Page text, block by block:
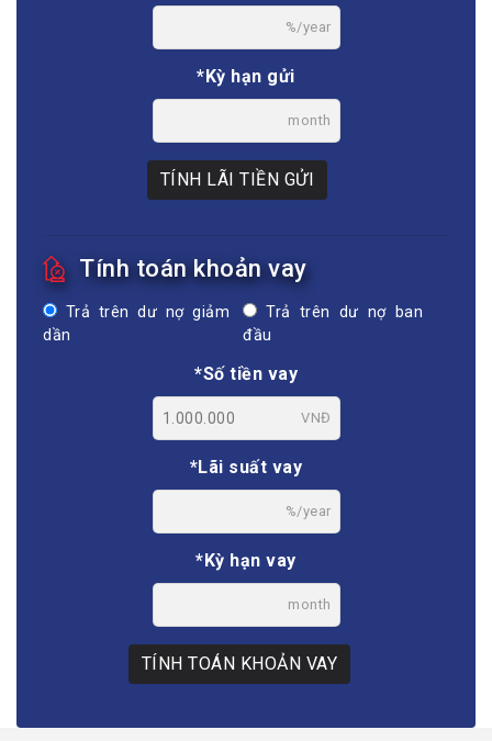
%/year
*Kỳ hạn gửi
month
TÍNH LÃI TIỀN GỬI
Tính toán khoản vay
Trả trên dư nợ giảm
dần
Trả trên dư nợ ban
đầu
*Số tiền vay
VNĐ
*Lãi suất vay
%/year
*Kỳ hạn vay
month
TÍNH TOÁN KHOẢN VAY